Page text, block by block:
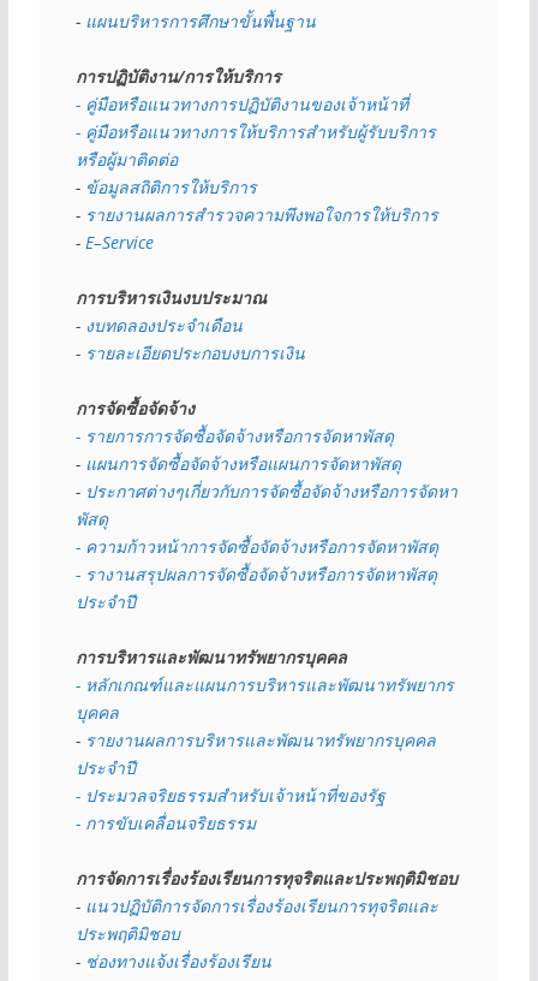
- แผนบริหารการศึกษาขั้นพื้นฐาน
การปฏิบัติงาน/การให้บริการ
- คู่มือหรือแนวทางการปฏิบัติงานของเจ้าหน้าที่
- คู่มือหรือแนวทางการให้บริการสำหรับผู้รับบริการ
หรือผู้มาติดต่อ
- ข้อมูลสถิติการให้บริการ
- รายงานผลการสำรวจความพึงพอใจการให้บริการ
- E–Service
การบริหารเงินงบประมาณ
- งบทดลองประจำเดือน
- รายละเอียดประกอบงบการเงิน
การจัดซื้อจัดจ้าง
- รายการการจัดซื้อจัดจ้างหรือการจัดหาพัสดุ
- แผนการจัดซื้อจัดจ้างหรือแผนการจัดหาพัสดุ
- ประกาศต่างๆเกี่ยวกับการจัดซื้อจัดจ้างหรือการจัดหา
พัสดุ
- ความก้าวหน้าการจัดซื้อจัดจ้างหรือการจัดหาพัสดุ
- รางานสรุปผลการจัดซื้อจัดจ้างหรือการจัดหาพัสดุ
ประจำปี
การบริหารและพัฒนาทรัพยากรบุคคล
- หลักเกณฑ์และแผนการบริหารและพัฒนาทรัพยากร
บุคคล
- รายงานผลการบริหารและพัฒนาทรัพยากรบุคคล
ประจำปี
- ประมวลจริยธรรมสำหรับเจ้าหน้าที่ของรัฐ
- การขับเคลื่อนจริยธรรม
การจัดการเรื่องร้องเรียนการทุจริตและประพฤติมิชอบ
- แนวปฏิบัติการจัดการเรื่องร้องเรียนการทุจริตและ
ประพฤติมิชอบ
- ช่องทางแจ้งเรื่องร้องเรียน